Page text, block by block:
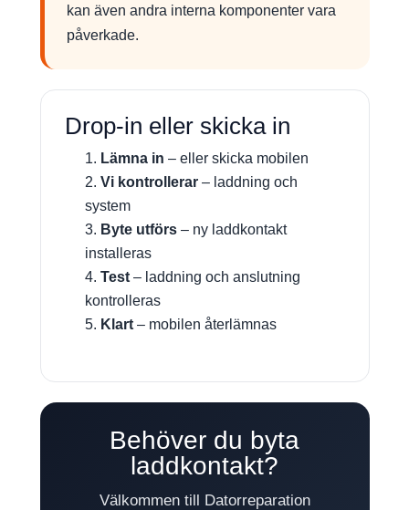
kan även andra interna komponenter vara
påverkade.
Drop-in eller skicka in
Lämna in – eller skicka mobilen
Vi kontrollerar – laddning och
system
Byte utförs – ny laddkontakt
installeras
Test – laddning och anslutning
kontrolleras
Klart – mobilen återlämnas
Behöver du byta
laddkontakt?
Välkommen till Datorreparation